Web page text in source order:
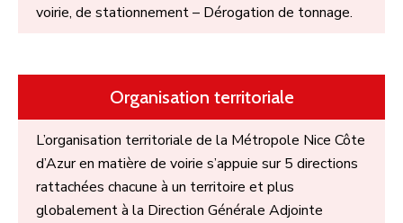
voirie, de stationnement – Dérogation de tonnage.
Organisation territoriale
L’organisation territoriale de la Métropole Nice Côte
d’Azur en matière de voirie s’appuie sur 5 directions
rattachées chacune à un territoire et plus
globalement à la Direction Générale Adjointe